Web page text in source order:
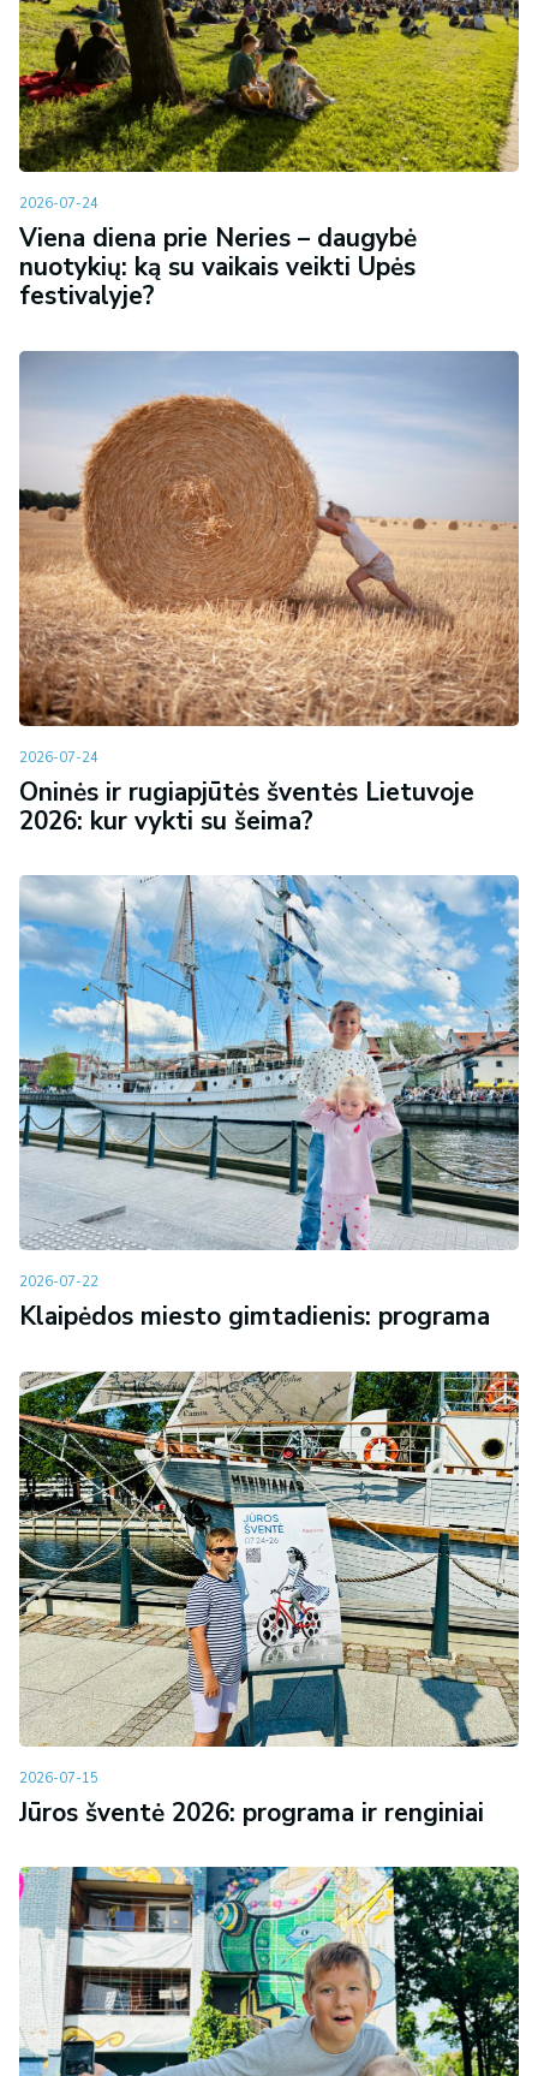
2026-07-24
Viena diena prie Neries – daugybė
nuotykių: ką su vaikais veikti Upės
festivalyje?
2026-07-24
Oninės ir rugiapjūtės šventės Lietuvoje
2026: kur vykti su šeima?
2026-07-22
Klaipėdos miesto gimtadienis: programa
2026-07-15
Jūros šventė 2026: programa ir renginiai